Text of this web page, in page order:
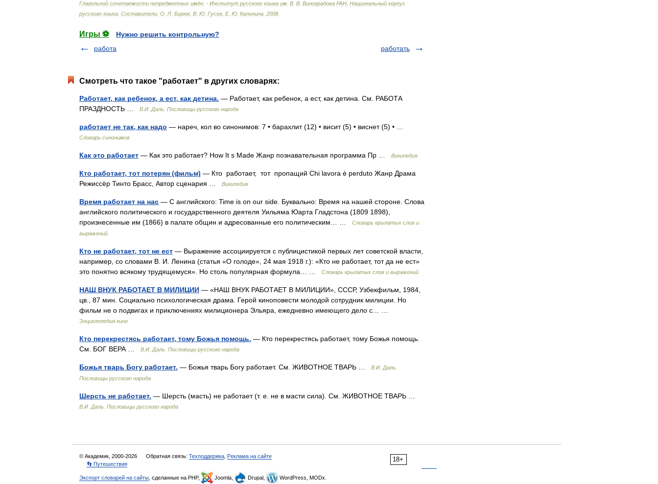
Глагольной сочетаемости непредметных имён . - Институт русского языка им В В Виноградова РАН Национальный корпус
русского языка Составители: О Л Бирюк, В Ю Гусев Е. Ю Калинина 2008
Игры ⚽
Нужно решить контрольную?
работа
работать
Смотреть что такое "работает" в других словарях:
Работает, как ребенок, а ест, как детина. — Работает, как ребенок, а ест, как детина. См. РАБОТА
ПРАЗДНОСТЬ …
В.И. Даль. Пословицы русского народа
работает не так, как надо — нареч, кол во синонимов: 7 • барахлит (12) • висит (5) • виснет (5) • …
Словарь синонимов
Как это работает — Как это работает? How It s Made Жанр познавательная программа Пр … Википедия
Кто работает, тот потерян (фильм) — Кто работает, тот пропащий Chi lavora è perduto Жанр Драма
Режиссёр Тинто Брасс, Автор сценария …
Википедия
Время работает на нас — С английского: Time is on our side. Буквально: Время на нашей стороне. Слова
английского политического и государственного деятеля Уильяма Юарта Гладстона (1809 1898),
произнесенные им (1866) в палате общин и адресованные его политическим… …
Словарь крылатых слов и
выражений
Кто не работает, тот не ест — Выражение ассоциируется с публицистикой первых лет советской власти,
например, со словами В. И. Ленина (статья «О голоде», 24 мая 1918 г.): «Кто не работает, тот да не ест»
это понятно всякому трудящемуся». Но столь популярная формула… …
Словарь крылатых слов и выражений
НАШ ВНУК РАБОТАЕТ В МИЛИЦИИ — «НАШ ВНУК РАБОТАЕТ В МИЛИЦИИ», СССР, Узбекфильм, 1984,
цв., 87 мин. Социально психологическая драма. Герой киноповести молодой сотрудник милиции. Но
фильм не о подвигах и приключениях милиционера Эльяра, ежедневно имеющего дело с… …
Энциклопедия кино
Кто перекрестясь работает, тому Божья помощь. — Кто перекрестясь работает, тому Божья помощь.
См. БОГ ВЕРА …
В.И. Даль. Пословицы русского народа
Божья тварь Богу работает. — Божья тварь Богу работает. См. ЖИВОТНОЕ ТВАРЬ …
В.И. Даль.
Пословицы русского народа
Шерсть не работает. — Шерсть (масть) не работает (т. е. не в масти сила). См. ЖИВОТНОЕ ТВАРЬ …
В.И. Даль. Пословицы русского народа
18+
© Академик, 2000-2026 Обратная связь: Техподдержка Реклама на сайте
👣 Путешествия
Экспорт словарей на сайты , сделанные на PHP, Joomla, Drupal, WordPress, MODx.